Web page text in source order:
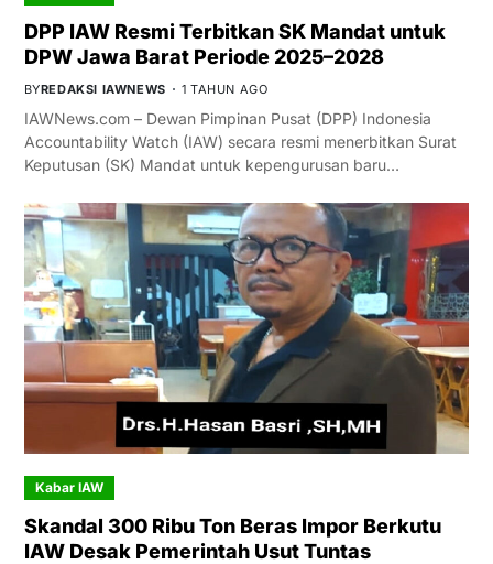
DPP IAW Resmi Terbitkan SK Mandat untuk
DPW Jawa Barat Periode 2025–2028
BYREDAKSI IAWNEWS 1 TAHUN AGO
IAWNews.com – Dewan Pimpinan Pusat (DPP) Indonesia
Accountability Watch (IAW) secara resmi menerbitkan Surat
Keputusan (SK) Mandat untuk kepengurusan baru…
Kabar IAW
Skandal 300 Ribu Ton Beras Impor Berkutu
IAW Desak Pemerintah Usut Tuntas